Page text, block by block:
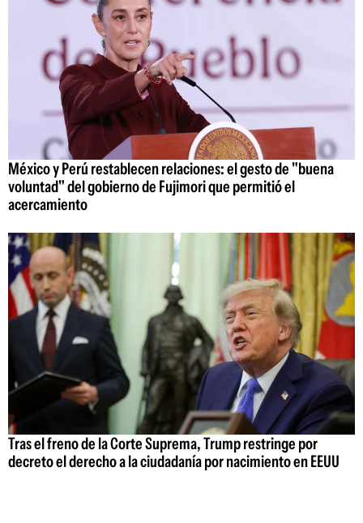
México y Perú restablecen relaciones: el gesto de "buena
voluntad" del gobierno de Fujimori que permitió el
acercamiento
Tras el freno de la Corte Suprema, Trump restringe por
decreto el derecho a la ciudadanía por nacimiento en EEUU